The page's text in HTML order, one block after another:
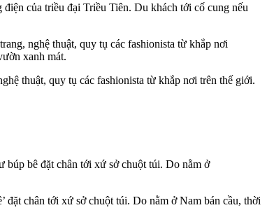
của triều đại Triều Tiên. Du khách tới cố cung nếu
thuật, quy tụ các fashionista từ khắp nơi trên thế giới.
chân tới xứ sở chuột túi. Do nằm ở Nam bán cầu, thời